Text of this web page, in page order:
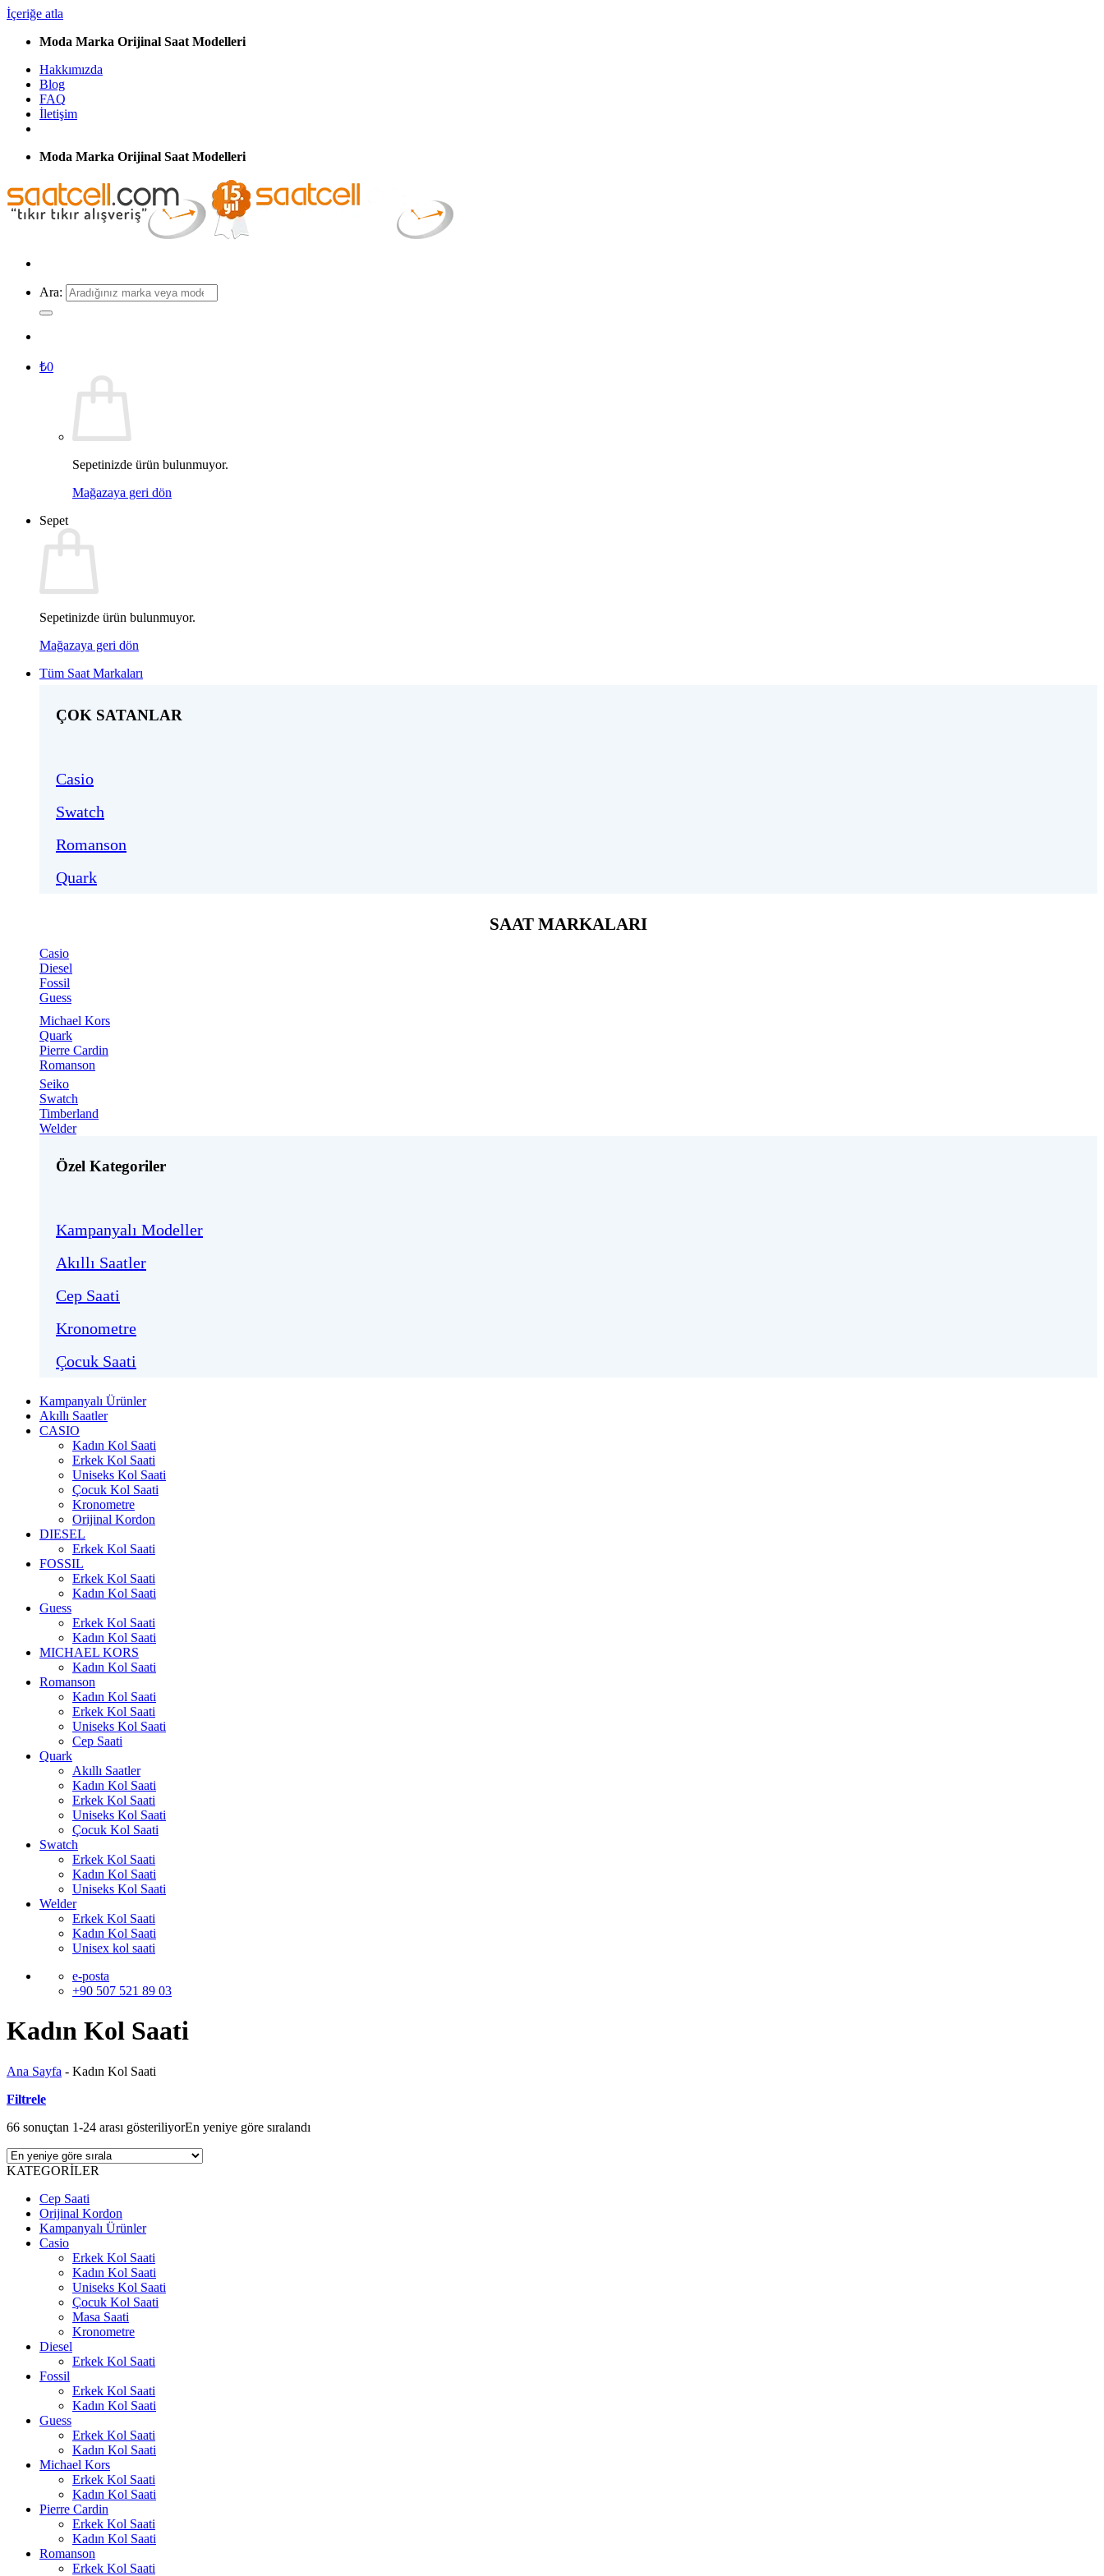
İçeriğe atla
Moda Marka Orijinal Saat Modelleri
Hakkımızda
Blog
FAQ
İletişim
Moda Marka Orijinal Saat Modelleri
Ara:
₺0
Sepetinizde ürün bulunmuyor.
Mağazaya geri dön
Sepet
Sepetinizde ürün bulunmuyor.
Mağazaya geri dön
Tüm Saat Markaları
ÇOK SATANLAR
Casio
Swatch
Romanson
Quark
SAAT MARKALARI
Casio
Diesel
Fossil
Guess
Michael Kors
Quark
Pierre Cardin
Romanson
Seiko
Swatch
Timberland
Welder
Özel Kategoriler
Kampanyalı Modeller
Akıllı Saatler
Cep Saati
Kronometre
Çocuk Saati
Kampanyalı Ürünler
Akıllı Saatler
CASIO
Kadın Kol Saati
Erkek Kol Saati
Uniseks Kol Saati
Çocuk Kol Saati
Kronometre
Orijinal Kordon
DIESEL
Erkek Kol Saati
FOSSIL
Erkek Kol Saati
Kadın Kol Saati
Guess
Erkek Kol Saati
Kadın Kol Saati
MICHAEL KORS
Kadın Kol Saati
Romanson
Kadın Kol Saati
Erkek Kol Saati
Uniseks Kol Saati
Cep Saati
Quark
Akıllı Saatler
Kadın Kol Saati
Erkek Kol Saati
Uniseks Kol Saati
Çocuk Kol Saati
Swatch
Erkek Kol Saati
Kadın Kol Saati
Uniseks Kol Saati
Welder
Erkek Kol Saati
Kadın Kol Saati
Unisex kol saati
e-posta
+90 507 521 89 03
Kadın Kol Saati
Ana Sayfa - Kadın Kol Saati
Filtrele
66 sonuçtan 1-24 arası gösteriliyorEn yeniye göre sıralandı
KATEGORİLER
Cep Saati
Orijinal Kordon
Kampanyalı Ürünler
Casio
Erkek Kol Saati
Kadın Kol Saati
Uniseks Kol Saati
Çocuk Kol Saati
Masa Saati
Kronometre
Diesel
Erkek Kol Saati
Fossil
Erkek Kol Saati
Kadın Kol Saati
Guess
Erkek Kol Saati
Kadın Kol Saati
Michael Kors
Erkek Kol Saati
Kadın Kol Saati
Pierre Cardin
Erkek Kol Saati
Kadın Kol Saati
Romanson
Erkek Kol Saati